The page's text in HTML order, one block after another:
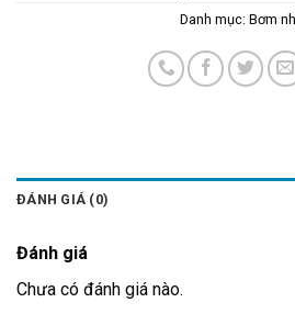
Danh mục: Bơm
ĐÁNH GIÁ (0)
Đánh giá
Chưa có đánh giá nào.